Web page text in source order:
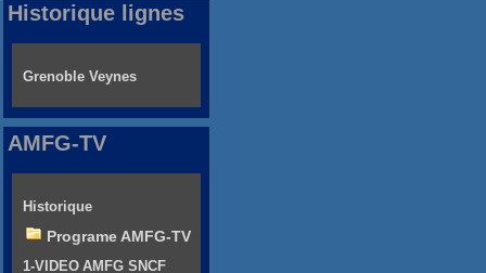
Historique lignes
Grenoble Veynes
AMFG-TV
Historique
Programe AMFG-TV
1-VIDEO AMFG SNCF